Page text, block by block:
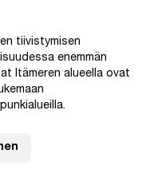
tiivistymisen
enemmän
Itämeren alueella ovat